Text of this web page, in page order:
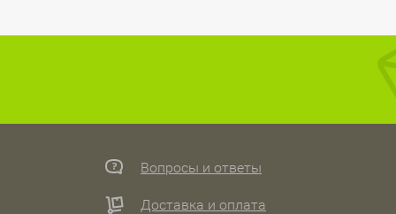
Вопросы и ответы
Доставка и оплата